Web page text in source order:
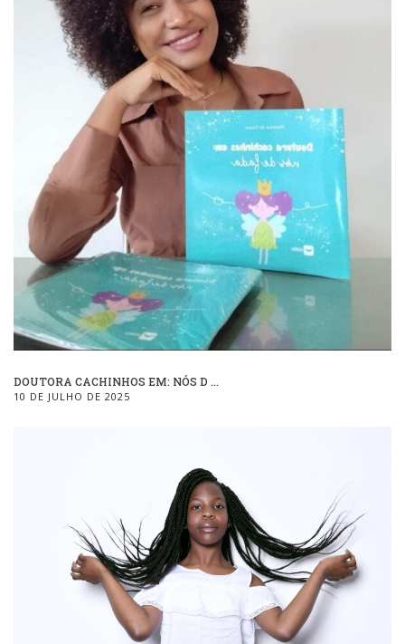
DOUTORA CACHINHOS EM: NÓS D ...
10 DE JULHO DE 2025